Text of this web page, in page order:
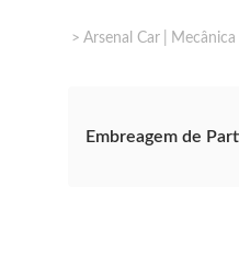
Arsenal Car
Embreagem de